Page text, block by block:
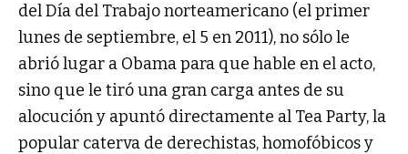
del Día del Trabajo norteamericano (el primer
lunes de septiembre, el 5 en 2011), no sólo le
abrió lugar a Obama para que hable en el acto,
sino que le tiró una gran carga antes de su
alocución y apuntó directamente al Tea Party, la
popular caterva de derechistas, homofóbicos y